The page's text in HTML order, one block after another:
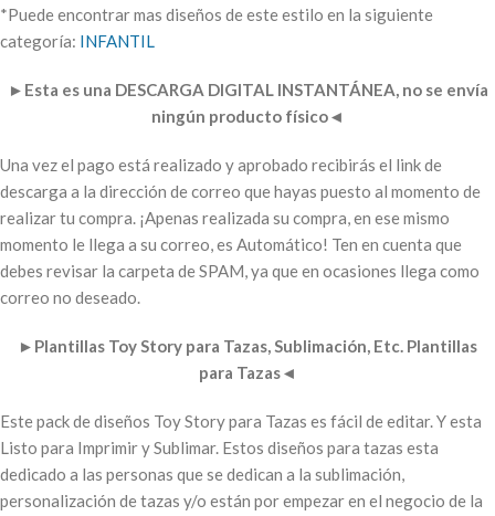
*Puede encontrar mas diseños de este estilo en la siguiente
categoría: INFANTIL
► Esta es una DESCARGA DIGITAL INSTANTÁNEA, no se envía
ningún producto físico◄
Una vez el pago está realizado y aprobado recibirás el link de
descarga a la dirección de correo que hayas puesto al momento de
realizar tu compra. ¡Apenas realizada su compra, en ese mismo
momento le llega a su correo, es Automático! Ten en cuenta que
debes revisar la carpeta de SPAM, ya que en ocasiones llega como
correo no deseado.
► Plantillas Toy Story para Tazas, Sublimación, Etc. Plantillas
para Tazas◄
Este pack de diseños Toy Story para Tazas es fácil de editar. Y esta
Listo para Imprimir y Sublimar. Estos diseños para tazas esta
dedicado a las personas que se dedican a la sublimación,
personalización de tazas y/o están por empezar en el negocio de la